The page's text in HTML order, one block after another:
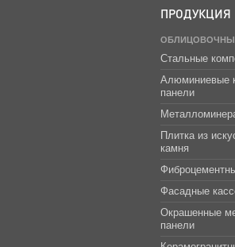
ПРОДУКЦИЯ
Стальные
Алюминиевые
панели
Плитка из
камня
Фасадные
Окрашенные
панели